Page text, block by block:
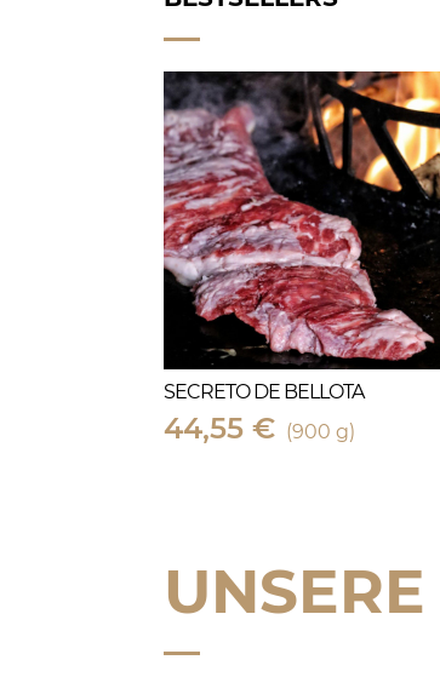
SECRETO DE BELLOTA
44,55 € (900 g)
UNSERE